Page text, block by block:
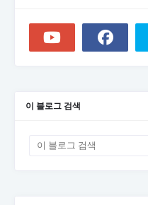
이 블로그 검색